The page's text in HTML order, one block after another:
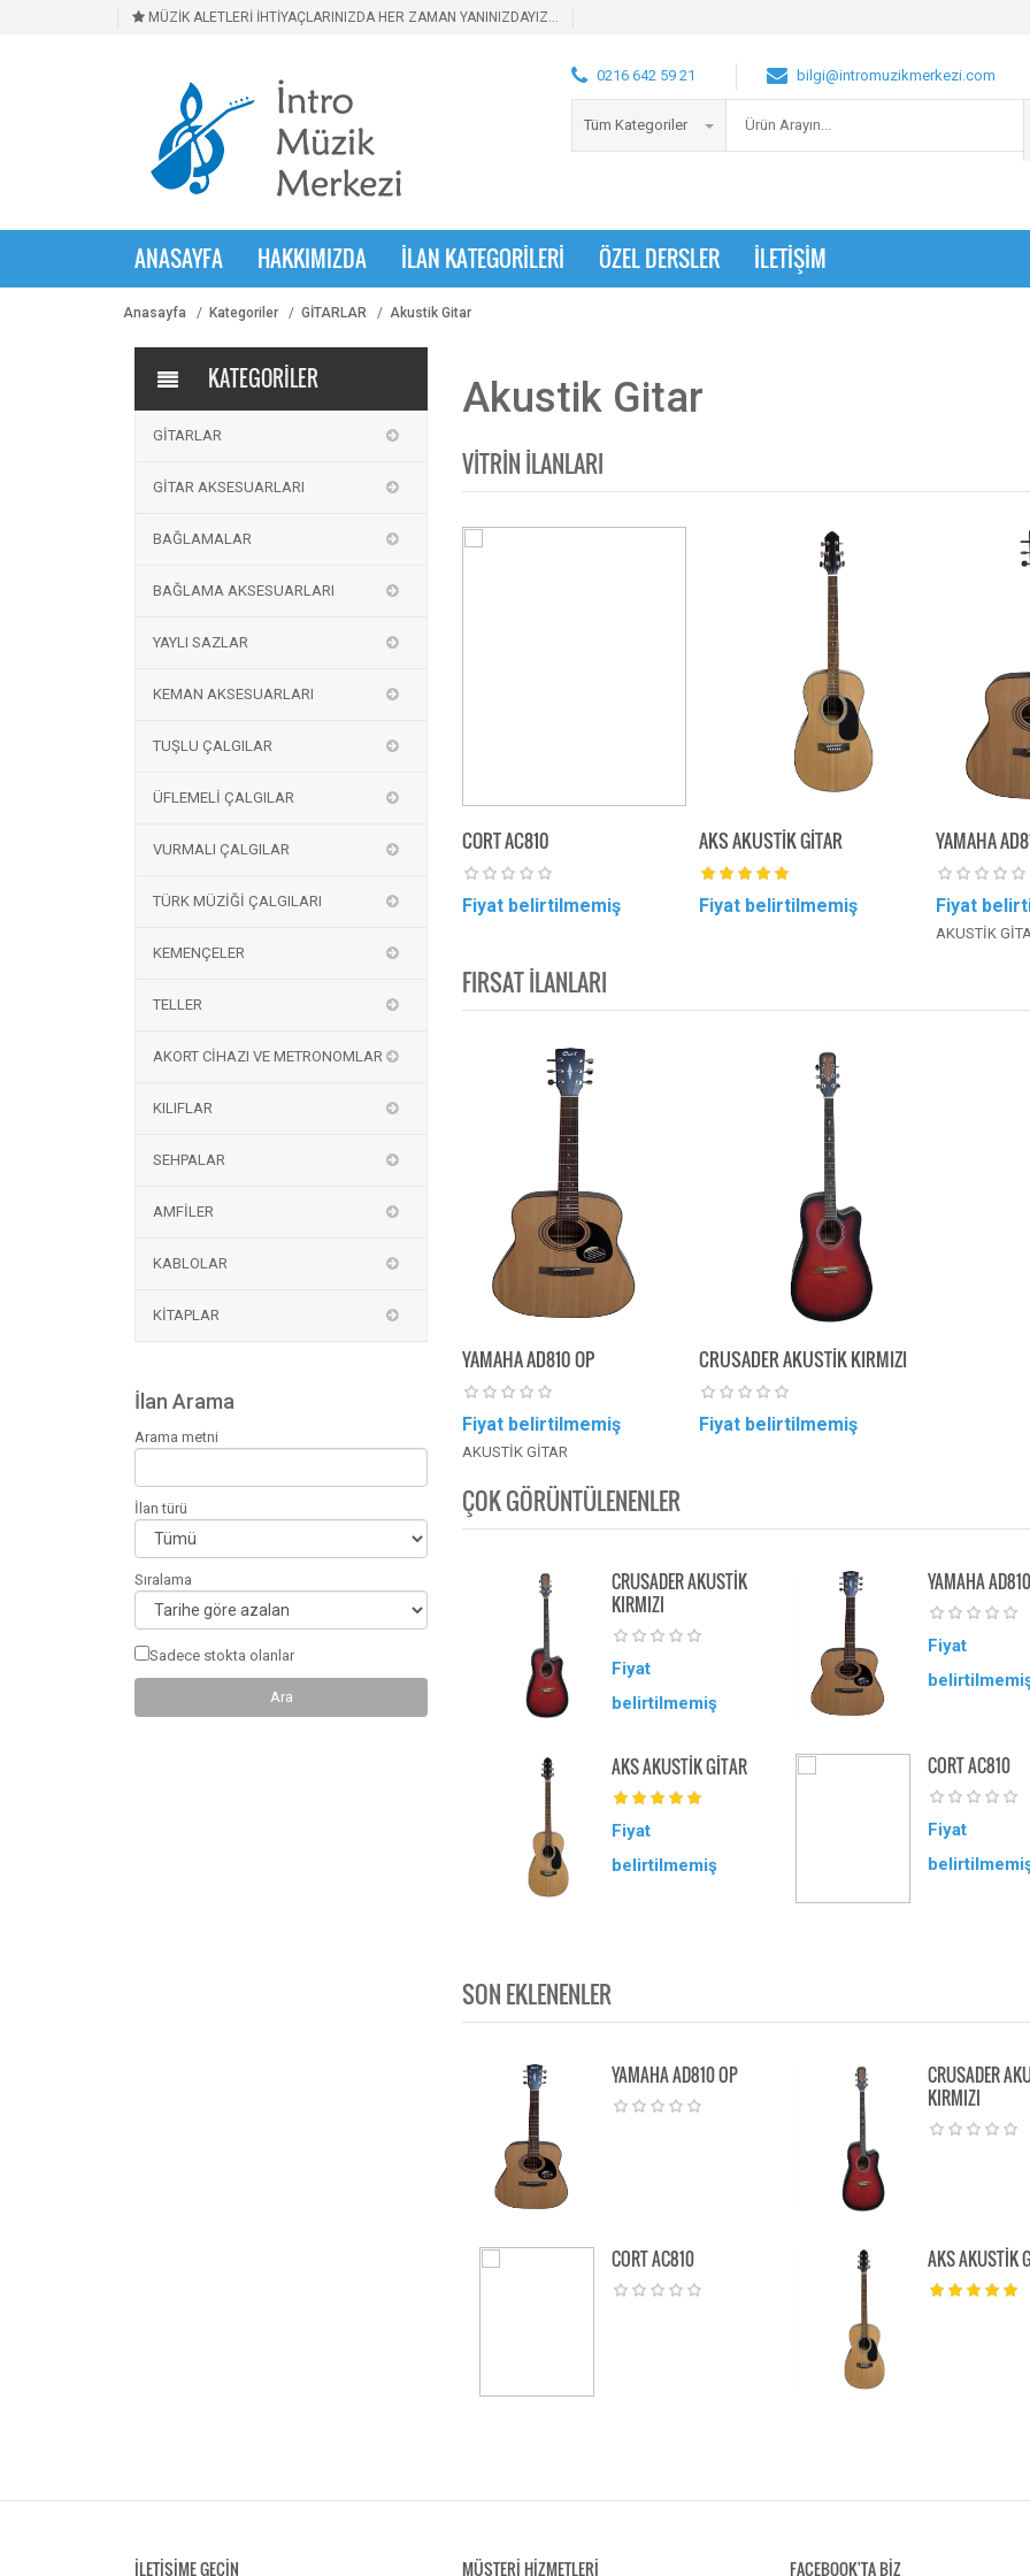
MÜZİK ALETLERİ İHTİYAÇLARINIZDA HER ZAMAN YANINIZDAYIZ...
0216 642 59 21 bilgi@intromuzikmerkezi.com
Tüm Kategoriler
ANASAYFA HAKKIMIZDA İLAN KATEGORİLERİ ÖZEL DERSLER İLETİŞİM
Anasayfa Kategoriler GİTARLAR Akustik Gitar
KATEGORİLER
GİTARLAR
GİTAR AKSESUARLARI
BAĞLAMALAR
BAĞLAMA AKSESUARLARI
YAYLI SAZLAR
KEMAN AKSESUARLARI
TUŞLU ÇALGILAR
ÜFLEMELİ ÇALGILAR
VURMALI ÇALGILAR
TÜRK MÜZİĞİ ÇALGILARI
KEMENÇELER
TELLER
AKORT CİHAZI VE METRONOMLAR
KILIFLAR
SEHPALAR
AMFİLER
KABLOLAR
KİTAPLAR
İlan Arama
Arama metni
İlan türü
Sıralama
Sadece stokta olanlar
Akustik Gitar
VİTRİN İLANLARI
CORT AC810
Fiyat belirtilmemiş
AKS AKUSTİK GİTAR
Fiyat belirtilmemiş
YAMAHA
Fiyat
AKUSTİK
FIRSAT İLANLARI
YAMAHA AD810 OP
Fiyat belirtilmemiş
AKUSTİK GİTAR
CRUSADER AKUSTİK KIRMIZI
Fiyat belirtilmemiş
ÇOK GÖRÜNTÜLENENLER
CRUSADER AKUSTİK
KIRMIZI
Fiyat
belirtilmemiş
AKS AKUSTİK GİTAR
Fiyat
belirtilmemiş
YAMAHA
Fiyat
CORT AC810
Fiyat
SON EKLENENLER
YAMAHA AD810 OP
CORT AC810
CRUSADER
KIRMIZI
AKS AKUSTİK
İLETİŞİME GEÇİN MÜŞTERİ HİZMETLERİ FACEBOOK'TA BİZ